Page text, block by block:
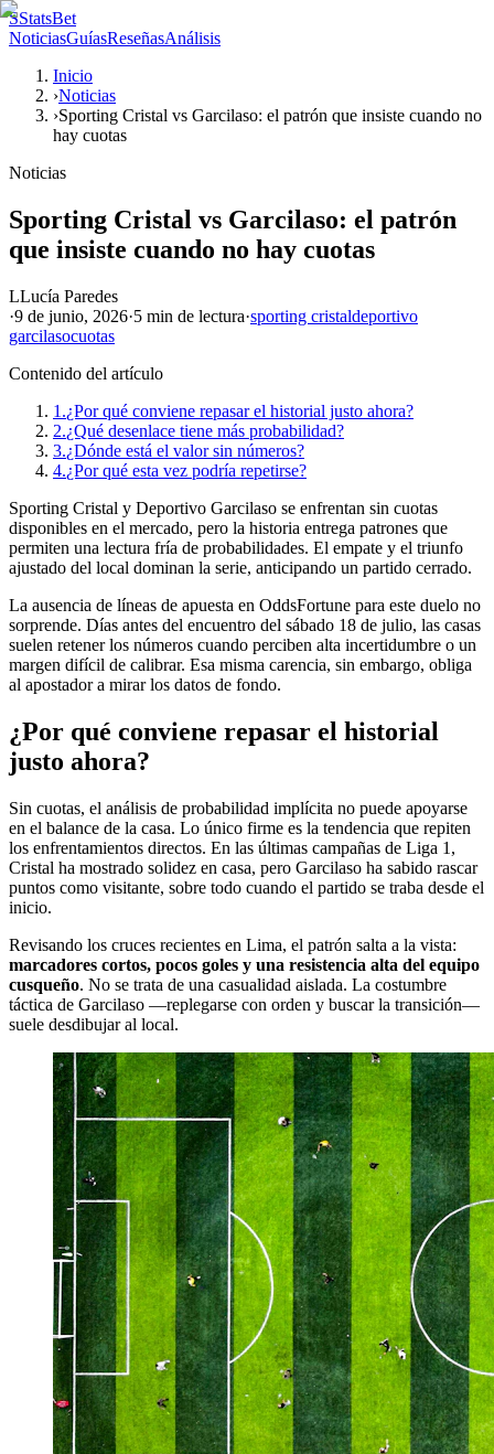
SStatsBet
NoticiasGuíasReseñasAnálisis
Inicio
›Noticias
›Sporting Cristal vs Garcilaso: el patrón que insiste cuando no
hay cuotas
Noticias
Sporting Cristal vs Garcilaso: el patrón
que insiste cuando no hay cuotas
LLucía Paredes
·9 de junio, 2026·5 min de lectura·sporting cristaldeportivo
garcilasocuotas
Contenido del artículo
1.¿Por qué conviene repasar el historial justo ahora?
2.¿Qué desenlace tiene más probabilidad?
3.¿Dónde está el valor sin números?
4.¿Por qué esta vez podría repetirse?
Sporting Cristal y Deportivo Garcilaso se enfrentan sin cuotas
disponibles en el mercado, pero la historia entrega patrones que
permiten una lectura fría de probabilidades. El empate y el triunfo
ajustado del local dominan la serie, anticipando un partido cerrado.
La ausencia de líneas de apuesta en OddsFortune para este duelo no
sorprende. Días antes del encuentro del sábado 18 de julio, las casas
suelen retener los números cuando perciben alta incertidumbre o un
margen difícil de calibrar. Esa misma carencia, sin embargo, obliga
al apostador a mirar los datos de fondo.
¿Por qué conviene repasar el historial
justo ahora?
Sin cuotas, el análisis de probabilidad implícita no puede apoyarse
en el balance de la casa. Lo único firme es la tendencia que repiten
los enfrentamientos directos. En las últimas campañas de Liga 1,
Cristal ha mostrado solidez en casa, pero Garcilaso ha sabido rascar
puntos como visitante, sobre todo cuando el partido se traba desde el
inicio.
Revisando los cruces recientes en Lima, el patrón salta a la vista:
marcadores cortos, pocos goles y una resistencia alta del equipo
cusqueño. No se trata de una casualidad aislada. La costumbre
táctica de Garcilaso —replegarse con orden y buscar la transición—
suele desdibujar al local.